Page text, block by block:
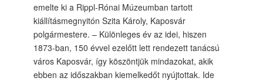
emelte ki a Rippl-Rónai Múzeumban tartott
kiállításmegnyitón Szita Károly, Kaposvár
polgármestere. – Különleges év az idei, hiszen
1873-ban, 150 évvel ezelőtt lett rendezett tanácsú
város Kaposvár, így köszöntjük mindazokat, akik
ebben az időszakban kiemelkedőt nyújtottak. Ide